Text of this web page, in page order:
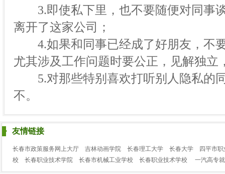
3.即使私下里，也不要随便对同事
离开了这家公司；
4.如果和同事已经成了好朋友，不
尤其涉及工作问题时要公正，见解独立
5.对那些特别喜欢打听别人隐私的
不。
友情链接
长春市政策服务网上大厅 吉林动画学院 长春理工大学 长春大学
四平市
校
长春职业技术学院 长春市机械工业学校 长春职业技术学校 一汽高专